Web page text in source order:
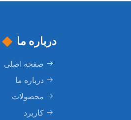
درباره ما
صفحه اصلی
درباره ما
محصولات
کاربرد